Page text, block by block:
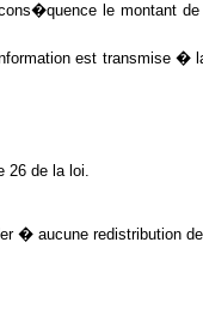
le montant
est transmise �
de la loi.
aucune redistribution